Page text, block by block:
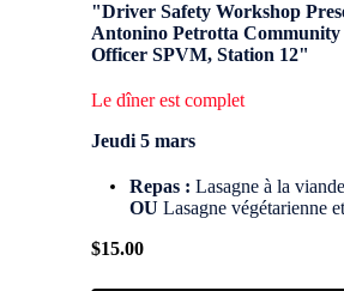
"Driver Safety Workshop
Antonino Petrotta Community
Officer SPVM, Station 12"
Le dîner est complet
Jeudi 5 mars
Repas : Lasagne à la
OU Lasagne végétarienne
$15.00